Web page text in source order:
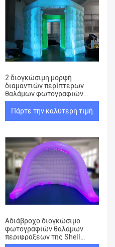
2 διογκώσιμη μορφή
διαμαντιών περίπτερων
θαλάμων φωτογραφιών
πορτών με τον ανεμιστήρα
αέρα
Πάρτε την καλύτερη τιμή
Αδιάβροχο διογκώσιμο
φωτογραφιών θαλάμων
περιφράξεων της Shell
Webbing μουσαμάδων